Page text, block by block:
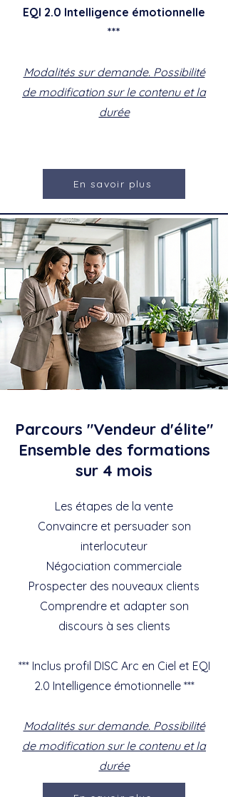
EQI 2.0 Intelligence émotionnelle
***
Modalités sur demande. Possibilité
de modification sur le contenu et la
durée
En savoir plus
Parcours "Vendeur d'élite"
Ensemble des formations
sur 4 mois
Les étapes de la vente
Convaincre et persuader son
interlocuteur
Négociation commerciale
Prospecter des nouveaux clients
Comprendre et adapter son
discours à ses clients
*** Inclus profil DISC Arc en Ciel et EQI
2.0 Intelligence émotionnelle ***
Modalités sur demande. Possibilité
de modification sur le contenu et la
durée